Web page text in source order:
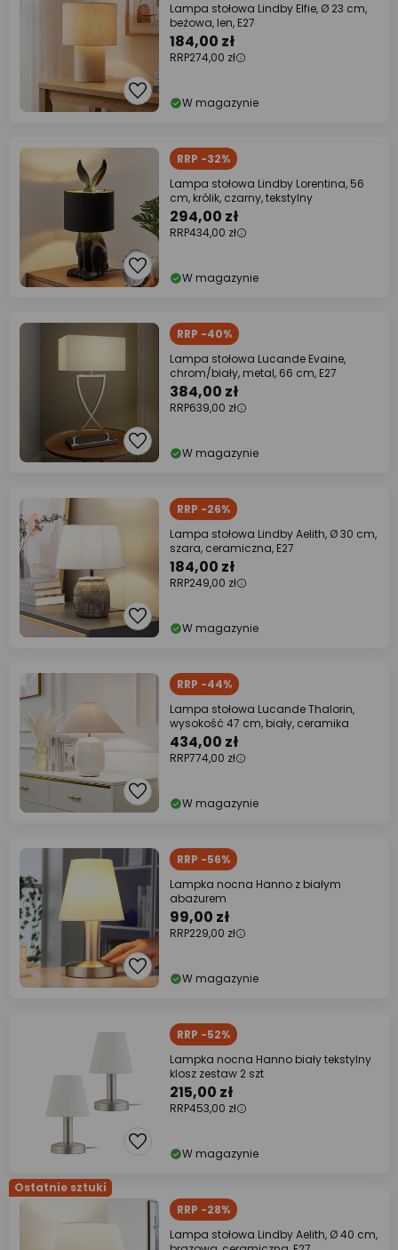
Lampa stołowa Lindby Elfie, Ø 23 cm,
beżowa, len, E27
184,00 zł
RRP274,00 zł
W magazynie
RRP -32%
Lampa stołowa Lindby Lorentina, 56
cm, królik, czarny, tekstylny
294,00 zł
RRP434,00 zł
W magazynie
RRP -40%
Lampa stołowa Lucande Evaine,
chrom/biały, metal, 66 cm, E27
384,00 zł
RRP639,00 zł
W magazynie
RRP -26%
Lampa stołowa Lindby Aelith, Ø 30 cm,
szara, ceramiczna, E27
184,00 zł
RRP249,00 zł
W magazynie
RRP -44%
Lampa stołowa Lucande Thalorin,
wysokość 47 cm, biały, ceramika
434,00 zł
RRP774,00 zł
W magazynie
RRP -56%
Lampka nocna Hanno z białym
abażurem
99,00 zł
RRP229,00 zł
W magazynie
RRP -52%
Lampka nocna Hanno biały tekstylny
klosz zestaw 2 szt
215,00 zł
RRP453,00 zł
W magazynie
Ostatnie sztuki
RRP -28%
Lampa stołowa Lindby Aelith, Ø 40 cm,